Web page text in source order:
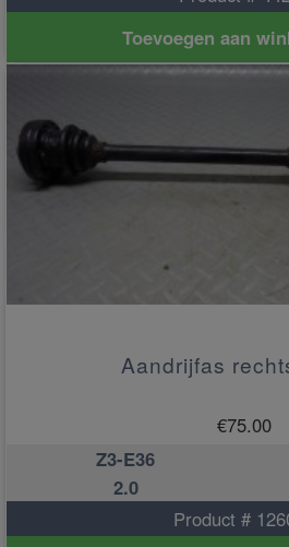
Toevoegen aan
Aandrijfas
€75.00
Z3-E36
2.0
Product #